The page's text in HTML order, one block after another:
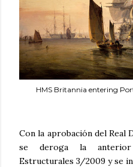
HMS Britannia entering
Con la aprobación del Real
se deroga la anterior
Estructurales 3/2009 y se